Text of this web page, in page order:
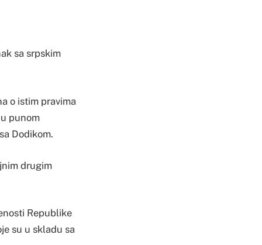
sa srpskim
o istim pravima
punom
Dodikom.
drugim
Republike
su u skladu sa